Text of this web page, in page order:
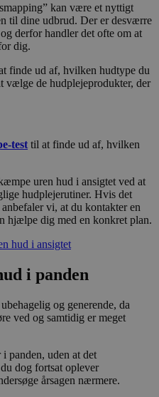
kan være et nyttigt
til dine udbrud. Der er desværre
derfor handler det ofte om at
dig.
finde ud af, hvilken hudtype du
vælge de hudplejeprodukter, der
test til at finde ud af, hvilken
uren hud i ansigtet ved at
hudplejerutiner. Hvis det
vi, at du kontakter en
hjælpe dig med en konkret plan.
hud i ansigtet
i panden
og generende, da
ved og samtidig er meget
panden, uden at det
dog fortsat oplever
årsagen nærmere.